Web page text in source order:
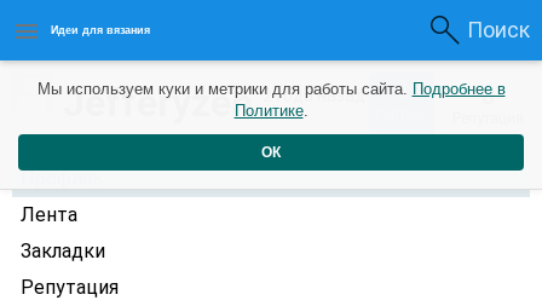
Идеи для вязания Поиск
Jefferyzen2 года назад 0 0
Профиль
Лента
Закладки
Репутация
Мы используем куки и метрики для работы сайта. Подробнее в
Политике.
ОК